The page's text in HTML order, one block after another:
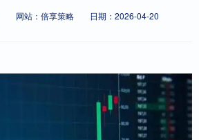
网站：倍享策略
日期：2026-04-20